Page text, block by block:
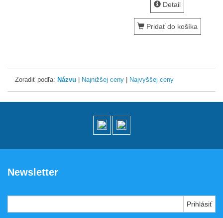
Detail
Pridať do košíka
Zoradiť podľa: Názvu Najnižšej ceny Najvyššej ceny
Newsletter